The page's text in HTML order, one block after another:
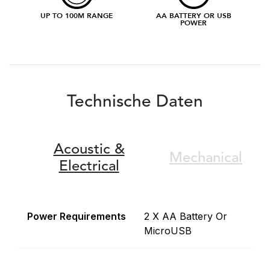
UP TO 100M RANGE AA BATTERY OR USB
POWER
Technische Daten
Acoustic &
Electrical
Mechanical
Power Requirements
2 X AA Battery Or
MicroUSB